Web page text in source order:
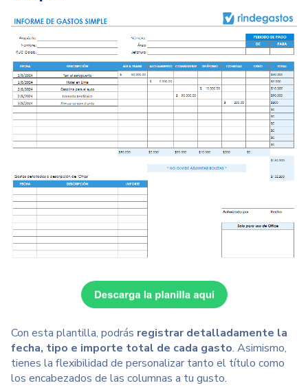
Con esta plantilla, podrás registrar detalladamente la
fecha, tipo e importe total de cada gasto. Asimismo,
tienes la flexibilidad de personalizar tanto el título como
los encabezados de las columnas a tu gusto.